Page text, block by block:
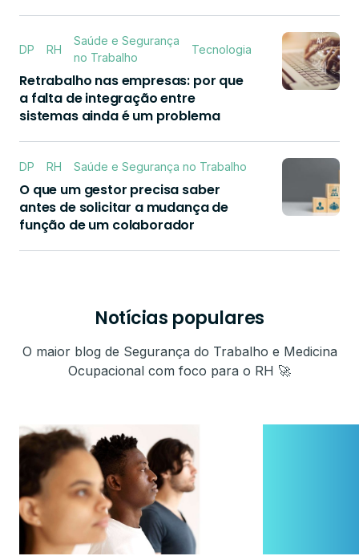
DP RH
Saúde e Segurança
no Trabalho
Tecnologia
Retrabalho nas empresas: por que
a falta de integração entre
sistemas ainda é um problema
DP RH Saúde e Segurança no Trabalho
O que um gestor precisa saber
antes de solicitar a mudança de
função de um colaborador
Notícias populares
O maior blog de Segurança do Trabalho e Medicina
Ocupacional com foco para o RH 🚀